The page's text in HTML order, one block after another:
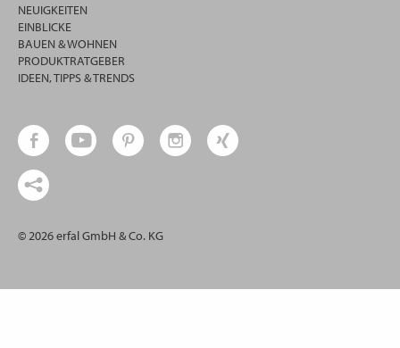
NEUIGKEITEN
EINBLICKE
BAUEN & WOHNEN
PRODUKTRATGEBER
IDEEN, TIPPS & TRENDS
© 2026 erfal GmbH & Co. KG